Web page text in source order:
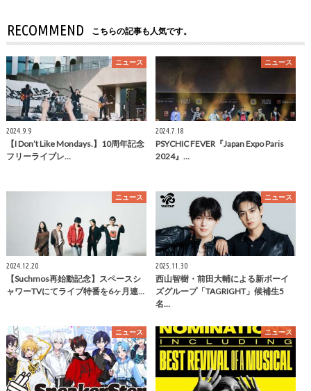
RECOMMEND こちらの記事も人気です。
ニュース
2024.9.9
【I Don’t Like Mondays.】10周年記念
フリーライブレ…
ニュース
2024.7.18
PSYCHIC FEVER『Japan Expo Paris
2024』…
ニュース
2024.12.20
【Suchmos再始動記念】スペースシ
ャワーTVにてライブ特番を6ヶ月連…
ニュース
2025.11.30
西山智樹・前⽥⼤輔による新ボーイ
ズグループ「TAGRIGHT」候補⽣5
名…
ニュース ニュース